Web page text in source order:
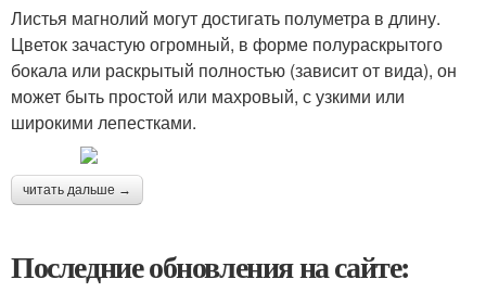
Листья магнолий могут достигать полуметра в длину.
Цветок зачастую огромный, в форме полураскрытого
бокала или раскрытый полностью (зависит от вида), он
может быть простой или махровый, с узкими или
широкими лепестками.
читать дальше →
Последние обновления на сайте: